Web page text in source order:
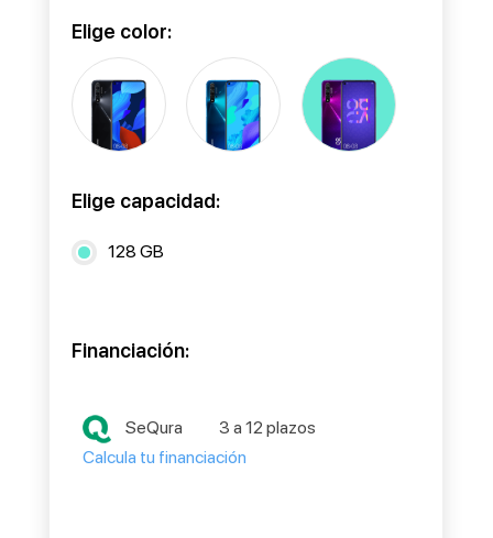
Elige color:
Elige capacidad:
128 GB
Financiación:
SeQura
3 a 12 plazos
Calcula tu financiación